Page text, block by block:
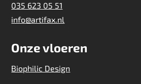
035 623 05 51
info@artifax.nl
Onze vloeren
Biophilic Design